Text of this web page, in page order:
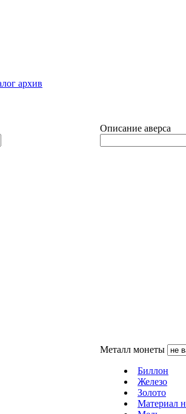
Описание аверса
Металл монеты
Биллон
Железо
Золото
Материал